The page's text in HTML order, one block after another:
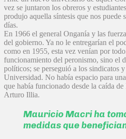
vez se juntaron los obreros y
produjo aquella síntesis que nos puede
días.
En 1966 el general Onganía y las
del gobierno. Ya no le entregarían el
como en 1955, esta vez venían por
funcionamiento del peronismo, sino el
políticos; se perseguió a los sindicatos
Universidad. No había espacio para
que había funcionado desde la caída
Arturo Illia.
Mauricio Macri ha
medidas que